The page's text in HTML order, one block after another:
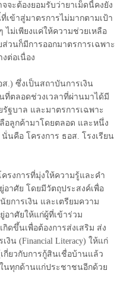
จะต้องยอมรับว่ายาเม็ดนี้คงยัง
เข้าสู่มาตรการไม่มากตามเป้า
ม่เพียงแค่ให้ความช่วยเหลือ
วนก็มีการออกมาตรการเฉพาะ
ต่อเนื่อง
.) ซึ่งเป็นสถาบันการเงิน
ที่ตลอดช่วงเวลาที่ผ่านมาได้มี
ฐบาล และมาตรการเฉพาะ
อลูกค้ามาโดยตลอด และหนึ่ง
นคือ โครงการ ธอส. โรงเรียน
รงการที่มุ่งให้ความรู้และคำ
อาศัย โดยมีวัตถุประสงค์เพื่อ
ยการเงิน และเตรียมความ
อาศัยให้แก่ผู้ที่เข้าร่วม
กิดขึ้นเพื่อต้องการส่งเสริม ส่ง
งิน (Financial Literacy) ให้แก่
ยวกับการกู้สินเชื่อบ้านแล้ว
ในทุกด้านแก่ประชาชนอีกด้วย